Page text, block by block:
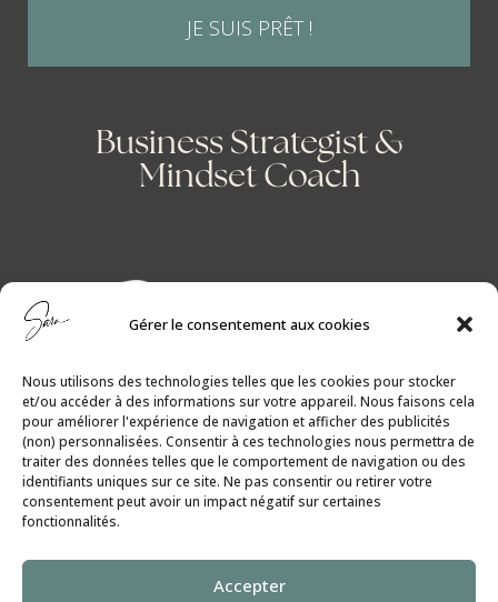
Gérer le consentement aux cookies
Nous utilisons des technologies telles que les cookies pour stocker
et/ou accéder à des informations sur votre appareil. Nous faisons cela
pour améliorer l'expérience de navigation et afficher des publicités
(non) personnalisées. Consentir à ces technologies nous permettra de
traiter des données telles que le comportement de navigation ou des
identifiants uniques sur ce site. Ne pas consentir ou retirer votre
consentement peut avoir un impact négatif sur certaines
fonctionnalités.
Accepter
JE SUIS PRÊT !
Business Strategist &
Mindset Coach
Politique de Cookies│Politique de
Confidentialité